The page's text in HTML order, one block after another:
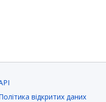
відкритих даних